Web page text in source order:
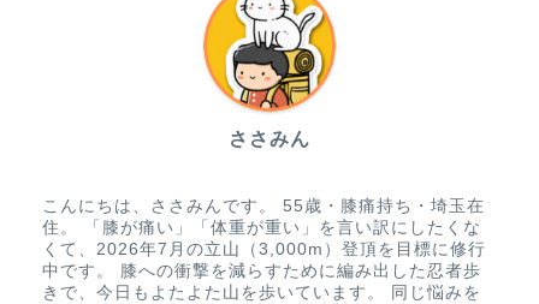
ささみん
こんにちは、ささみんです。 55歳・膝痛持ち・埼玉在
住。 「膝が痛い」「体重が重い」を言い訳にしたくな
くて、2026年7月の立山（3,000m）登頂を目標に修行
中です。 膝への衝撃を減らすために編み出した忍者歩
きで、今日もよたよた山を歩いています。 同じ悩みを